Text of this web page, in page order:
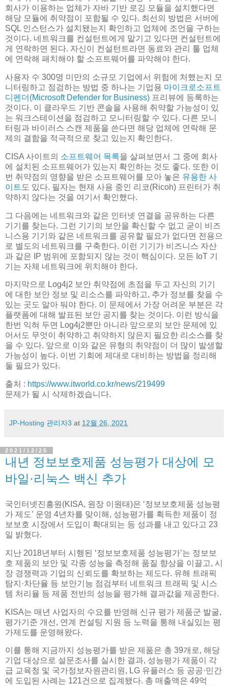
회사가 이용하는 업체가 자바 기반 로깅 모듈을 설치했다면
해당 모듈에 취약점이 포함될 수 있다. 최선의 방법은 서버에
SQL 인스턴스가 설치됐는지 확인하고 업체에 조언을 구하는
것이다. 네트워크를 컨설턴트에게 맡기고 있다면 컨설턴트에
게 연락하면 된다. 자신이 컨설턴트라면 동료와 관리 툴 업체
에 연락해 패치해야 할 소프트웨어를 파악해야 한다.
사용자 수 300명 미만의 소규모 기업에서 위험에 처했는지 모
니터링하고 점검하는 방법 중 하나는 기업용 마이크로소프트
디펜더(Microsoft Defender for Business) 프리뷰에 등록하는
것이다. 이 클라우드 기반 콘솔을 사용해 취약할 가능성이 있
는 워크스테이션을 점검하고 모니터링할 수 있다. 다른 모니
터링과 바이러스 스캔 제품을 쓴다면 해당 업체에 연락해 문
제의 결함을 적극적으로 찾고 있는지 확인한다.
CISA 사이트의 소프트웨어 목록을 살펴보면서 그 중에 회사
에 설치된 소프트웨어가 있는지 확인하는 것도 좋다. 또한 이
번 취약점의 영향을 받은 소프트웨어를 모아 놓은 유용한 사
이트 도 있다. 필자는 현재 사용 중인 리코(Ricoh) 프린터가 취
약하지 않다는 것을 여기서 확인했다.
그 다음에는 네트워크와 같은 인터넷 연결을 공유하는 다른
기기를 찾는다. 그런 기기의 보안을 확신할 수 없고 굳이 비즈
니스용 기기와 같은 네트워크를 공유할 필요가 없다면 전용으
로 별도의 네트워크를 구축한다. 이런 기기가 비즈니스 자산
과 같은 IP 범위에 포함되지 않는 것이 핵심이다. 모든 IoT 기
기는 자체 네트워크에 위치해야 한다.
마지막으로 Log4j2 보안 취약점에 초점을 두고 자신의 기기
에 대한 보안 정보 및 리소스를 파악하고, 추가 정보를 찾을 수
있는 곳도 알아 둬야 한다. 이 문제에서 가장 어려운 부분은 각
플랫폼에 대해 발표된 보안 공지를 찾는 것이다. 이런 방식을
한번 익혀 두면 Log4j2뿐만 아니라 앞으로의 보안 문제에 있
어서도 무엇이 취약하고 취약하지 않은지 필요한 리소스를 찾
을 수 있다. 앞으로 이와 같은 유형의 취약점이 더 많이 발생할
가능성이 높다. 이번 기회에 제대로 대비하는 방법을 정리해
둘 필요가 있다.
출처 : https://www.itworld.co.kr/news/219499
문제가 될 시 삭제하겠습니다.
JP-Hosting 관리자3 at 12월 26, 2021
2021/12/25
내년 정보보호제품 성능평가 대상에 모
바일·리눅스 백신 추가
국인터넷진흥원(KISA, 원장 이원태)은 ‘정보보호제품 성능평
가 제도’ 운영 4년차를 맞이해, 성능평가를 획득한 제품이 정
보보호 시장에서 도입이 확대되는 등 성과를 내고 있다고 23
일 밝혔다.
지난 2018년부터 시행된 ‘정보보호제품 성능평가’는 정보보
호 제품의 보안 및 각종 성능을 측정해 품질 향상을 이끌고, 시
장 경쟁력과 기업의 신뢰도를 확보하는 제도다. 유해 트래픽
탐지·차단율 등 보안기능 점검부터 네트워크 트래픽 및 시스
템 처리율 등 제품 전반의 성능을 평가해 결과값을 제공한다.
KISA는 매년 사업자의 수요를 반영해 신규 평가 제품군 발굴,
평가기준 개선, 연계 컨설팅 지원 등 노력을 통해 내실있는 평
가제도를 운영해왔다.
이를 통해 지금까지 성능평가를 받은 제품은 총 39개로, 해당
기업 대상으로 설문조사를 실시한 결과, 성능평가 제품이 각
급 교육청 및 국가정보자원관리원, LG 유플러스 등 공공·민간
에 도입된 사례는 121건으로 집계됐다. 총 매출액은 49억